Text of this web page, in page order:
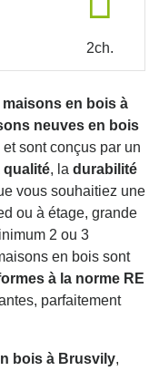
2ch.
en bois à
neuves en bois
sont conçus par un
qualité, la durabilité
vous souhaitiez une
ou à étage, grande
2 ou 3
en bois sont
à la norme RE
parfaitement
bois à Brusvily,